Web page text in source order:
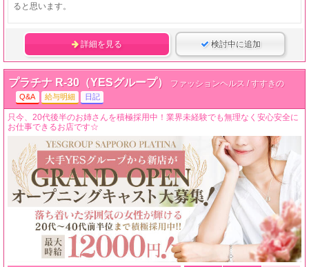
ると思います。
詳細を見る 検討中に追加
プラチナ R-30（YESグループ） ファッションヘルス / すすきの
Q&A 給与明細 日記
只今、20代後半のお姉さんを積極採用中！業界未経験でも無理なく安心安全に
お仕事できるお店です☆